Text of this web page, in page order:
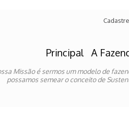
Missão é sermos um modelo de
possamos semear o conceito de
Principal A